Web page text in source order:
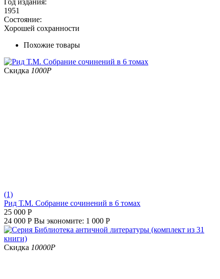
1951
Состояние:
Хорошей сохранности
Похожие товары
Скидка 1000Р
(1)
Рид Т.М. Собрание сочинений в 6 томах
25 000 Р
24 000 Р Вы экономите: 1 000 Р
Скидка 10000Р